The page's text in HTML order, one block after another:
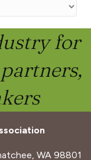
for
WA 98801